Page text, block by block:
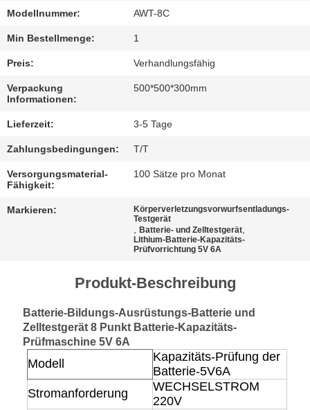
SITEMAP
POLICY
Modellnummer: AWT-8C
Min Bestellmenge: 1
Preis: Verhandlungsfähig
Verpackung
Informationen:
500*500*300mm
Lieferzeit: 3-5 Tage
Zahlungsbedingungen: T/T
Versorgungsmaterial-
Fähigkeit:
100 Sätze pro Monat
Markieren:
Körperverletzungsvorwurfsentladungs-
Testgerät
,Batterie- und Zelltestgerät
Lithium-Batterie-Kapazitäts-
Prüfvorrichtung 5V 6A
Produkt-Beschreibung
Batterie-Bildungs-Ausrüstungs-Batterie und
Zelltestgerät 8 Punkt Batterie-Kapazitäts-
Prüfmaschine 5V 6A
Modell
Kapazitäts-Prüfung der
Batterie-5V6A
Stromanforderung
WECHSELSTROM
220V